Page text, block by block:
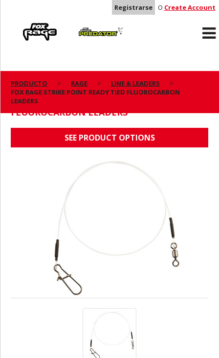
Registrarse O Create Account
Predator
PRODUCTO RAGE
LINE & LEADERS
FOX RAGE STRIKE POINT READY TIED FLUOROCARBON
LEADERS
FOX RAGE STRIKE POINT READY TIED
FLUOROCARBON LEADERS
SEE PRODUCT OPTIONS